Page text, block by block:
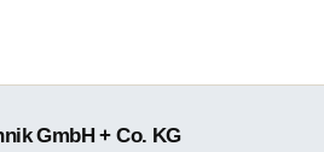
GmbH + Co. KG